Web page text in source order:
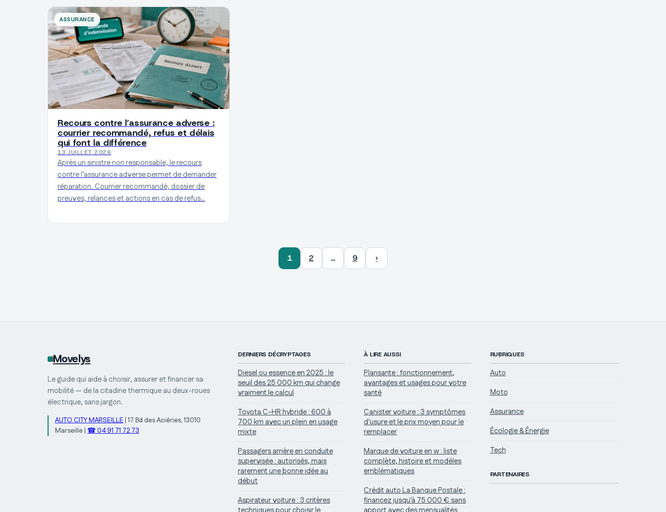
ASSURANCE
Recours contre l’assurance adverse :
courrier recommandé, refus et délais
qui font la différence
13 JUILLET 2026
Après un sinistre non responsable, le recours
contre l’assurance adverse permet de demander
réparation. Courrier recommandé, dossier de
preuves, relances et actions en cas de refus…
1 2 … 9 ›
Movelys
Le guide qui aide à choisir, assurer et financer sa
mobilité — de la citadine thermique au deux-roues
électrique, sans jargon.
AUTO CITY MARSEILLE | 17 Bd des Aciéries, 13010
Marseille | ☎ 04 91 71 72 73
DERNIERS DÉCRYPTAGES
Diesel ou essence en 2025 : le
seuil des 25 000 km qui change
vraiment le calcul
Toyota C-HR hybride : 600 à
700 km avec un plein en usage
mixte
Passagers arrière en conduite
supervisée : autorisés, mais
rarement une bonne idée au
début
Aspirateur voiture : 3 critères
À LIRE AUSSI
Plansante : fonctionnement,
avantages et usages pour votre
santé
Canister voiture : 3 symptômes
d'usure et le prix moyen pour le
remplacer
Marque de voiture en w : liste
complète, histoire et modèles
emblématiques
Crédit auto La Banque Postale :
financez jusqu'à 75 000 € sans
RUBRIQUES
Auto
Moto
Assurance
Écologie & Énergie
Tech
PARTENAIRES